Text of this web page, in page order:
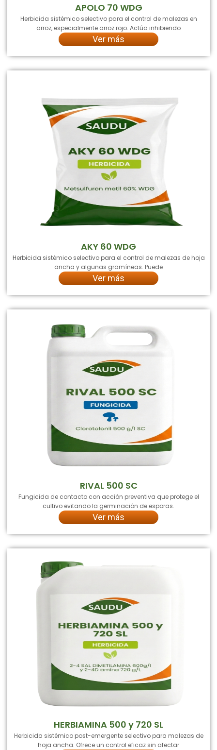
APOLO 70 WDG
Herbicida sistémico selectivo para el control de malezas en
arroz, especialmente arroz rojo. Actúa inhibiendo
Ver más
AKY 60 WDG
Herbicida sistémico selectivo para el control de malezas de hoja
ancha y algunas gramíneas. Puede
Ver más
RIVAL 500 SC
Fungicida de contacto con acción preventiva que protege el
cultivo evitando la germinación de esporas.
Ver más
HERBIAMINA 500 y 720 SL
Herbicida sistémico post-emergente selectivo para malezas de
hoja ancha. Ofrece un control eficaz sin afectar